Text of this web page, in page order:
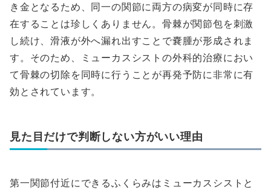
き金となるため、同一の関節に両方の病変が同時に存
在することは珍しくありません。骨棘が関節包を刺激
し続け、滑液が外へ漏れ出すことで嚢腫が形成されま
す。そのため、ミューカスシストの外科的治療におい
て骨棘の切除を同時に行うことが再発予防に非常に有
効とされています。
見た目だけで判断しない方がいい理由
第一関節付近にできるふくらみはミューカスシストと